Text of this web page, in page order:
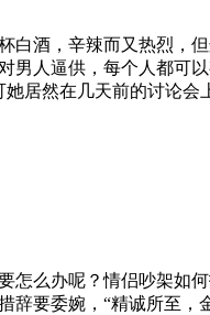
白酒，辛辣而又热烈，
男人逼供，每个人都可
居然在几天前的讨论会
怎么办呢？情侣吵架如
要委婉，“精诚所至，